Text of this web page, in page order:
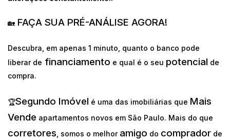
🏡 FAÇA SUA PRÉ-ANÁLISE AGORA!
Descubra, em apenas 1 minuto, quanto o banco pode
liberar de financiamento e qual é o seu potencial de
compra.
🏆Segundo Imóvel é uma das imobiliárias que Mais
Vende apartamentos novos em São Paulo. Mais do que
corretores , somos o melhor amigo do comprador de